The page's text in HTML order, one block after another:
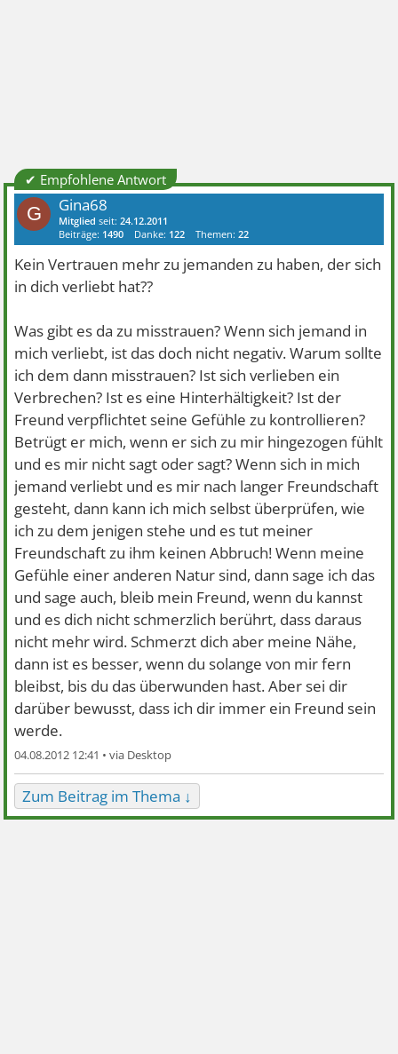
✔ Empfohlene Antwort
G Gina68
Mitglied seit:24.12.2011
Beiträge: 1490 Danke: 122 Themen:22
Kein Vertrauen mehr zu jemanden zu haben, der sich
in dich verliebt hat??
Was gibt es da zu misstrauen? Wenn sich jemand in
mich verliebt, ist das doch nicht negativ. Warum sollte
ich dem dann misstrauen? Ist sich verlieben ein
Verbrechen? Ist es eine Hinterhältigkeit? Ist der
Freund verpflichtet seine Gefühle zu kontrollieren?
Betrügt er mich, wenn er sich zu mir hingezogen fühlt
und es mir nicht sagt oder sagt? Wenn sich in mich
jemand verliebt und es mir nach langer Freundschaft
gesteht, dann kann ich mich selbst überprüfen, wie
ich zu dem jenigen stehe und es tut meiner
Freundschaft zu ihm keinen Abbruch! Wenn meine
Gefühle einer anderen Natur sind, dann sage ich das
und sage auch, bleib mein Freund, wenn du kannst
und es dich nicht schmerzlich berührt, dass daraus
nicht mehr wird. Schmerzt dich aber meine Nähe,
dann ist es besser, wenn du solange von mir fern
bleibst, bis du das überwunden hast. Aber sei dir
darüber bewusst, dass ich dir immer ein Freund sein
werde.
04.08.2012 12:41 •
Zum Beitrag im Thema ↓